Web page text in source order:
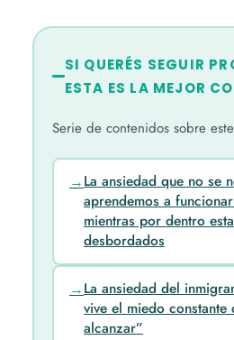
SI QUERÉS SEGUIR
ESTA ES LA MEJOR
Serie de contenidos sobre
La ansiedad que no se
aprendemos a
mientras por dentro
desbordados
La ansiedad del
vive el miedo constante
alcanzar”